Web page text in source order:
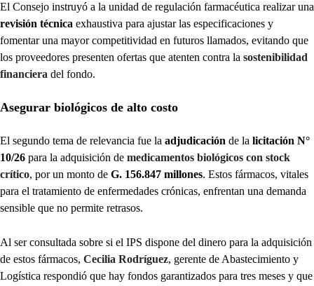
El Consejo instruyó a la unidad de regulación farmacéutica realizar una
revisión técnica exhaustiva para ajustar las especificaciones y
fomentar una mayor competitividad en futuros llamados, evitando que
los proveedores presenten ofertas que atenten contra la sostenibilidad
financiera del fondo.
Asegurar biológicos de alto costo
El segundo tema de relevancia fue la adjudicación de la licitación N°
10/26 para la adquisición de medicamentos biológicos con stock
crítico, por un monto de G. 156.847 millones. Estos fármacos, vitales
para el tratamiento de enfermedades crónicas, enfrentan una demanda
sensible que no permite retrasos.
Al ser consultada sobre si el IPS dispone del dinero para la adquisición
de estos fármacos, Cecilia Rodríguez, gerente de Abastecimiento y
Logística respondió que hay fondos garantizados para tres meses y que